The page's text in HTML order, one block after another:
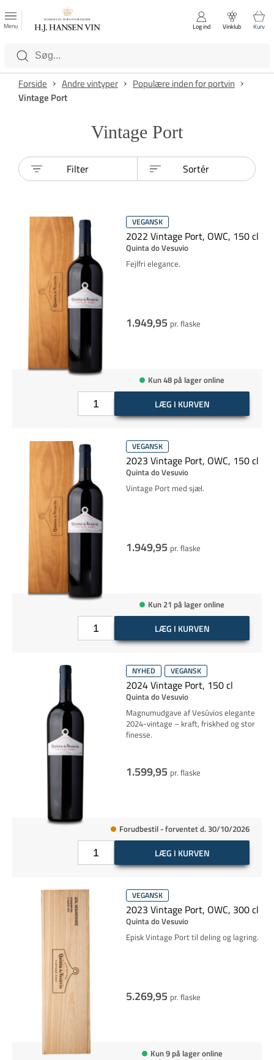
Luk
Kategorier
Menu Log ind Vinklub Kurv
Forside Andre vintyper
Populære inden for portvin
Vintage Port
Vintage Port
Filter Sortér
VEGANSK
2022 Vintage Port, OWC, 150 cl
Quinta do Vesuvio
Fejlfri elegance.
1.949,95 pr. flaske
Kun 48 på lager online
LÆG I KURVEN
VEGANSK
2023 Vintage Port, OWC, 150 cl
Quinta do Vesuvio
Vintage Port med sjæl.
1.949,95 pr. flaske
Kun 21 på lager online
LÆG I KURVEN
NYHED VEGANSK
2024 Vintage Port, 150 cl
Quinta do Vesuvio
Magnumudgave af Vesúvios elegante
2024-vintage – kraft, friskhed og stor
finesse.
1.599,95 pr. flaske
Forudbestil - forventet d. 30/10/2026
LÆG I KURVEN
VEGANSK
2023 Vintage Port, OWC, 300 cl
Quinta do Vesuvio
Episk Vintage Port til deling og lagring.
5.269,95 pr. flaske
Kun 9 på lager online